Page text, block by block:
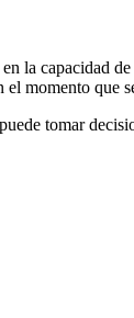
la capacidad
momento que
tomar